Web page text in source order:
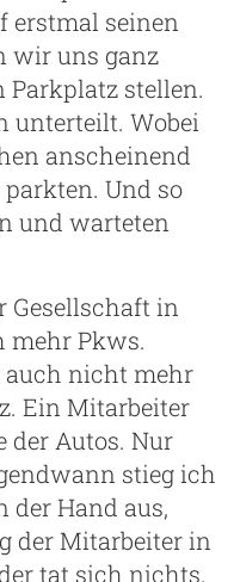
erstmal seinen
wir uns ganz
Parkplatz stellen.
unterteilt. Wobei
anscheinend
Und so
und warteten
Gesellschaft in
mehr Pkws.
auch nicht mehr
Ein Mitarbeiter
der Autos. Nur
stieg ich
der Hand aus,
der Mitarbeiter in
tat sich nichts.